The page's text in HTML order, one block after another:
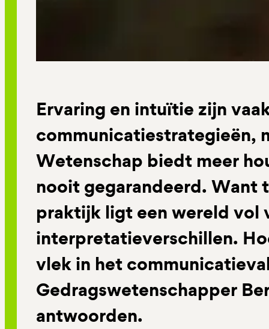
Ervaring en intuïtie zijn
communicatiestrategieën,
Wetenschap biedt meer
nooit gegarandeerd. Want
praktijk ligt een wereld vol
interpretatieverschillen.
vlek in het
Gedragswetenschapper
antwoorden.